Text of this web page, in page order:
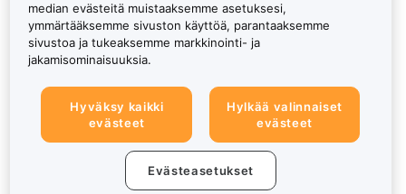
median evästeitä muistaaksemme asetuksesi,
ymmärtääksemme sivuston käyttöä, parantaaksemme
sivustoa ja tukeaksemme markkinointi- ja
jakamisominaisuuksia.
Hyväksy kaikki
evästeet
Hylkää valinnaiset
evästeet
Evästeasetukset